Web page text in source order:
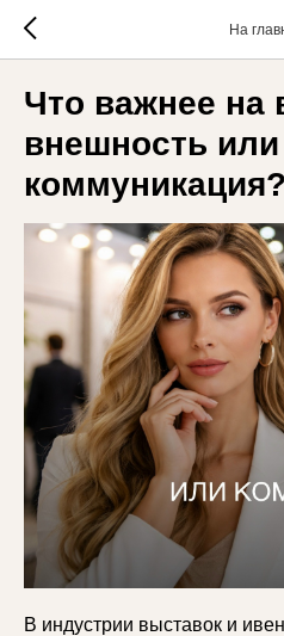
На
Что важнее на
внешность или
коммуникация?
В индустрии выставок и